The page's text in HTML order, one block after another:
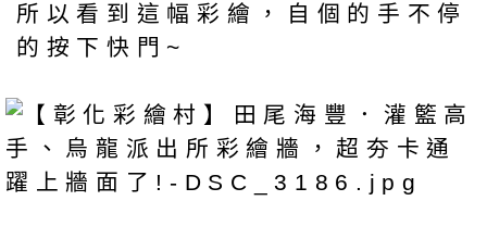
所以看到這幅彩繪，自個的手不停
的按下快門~